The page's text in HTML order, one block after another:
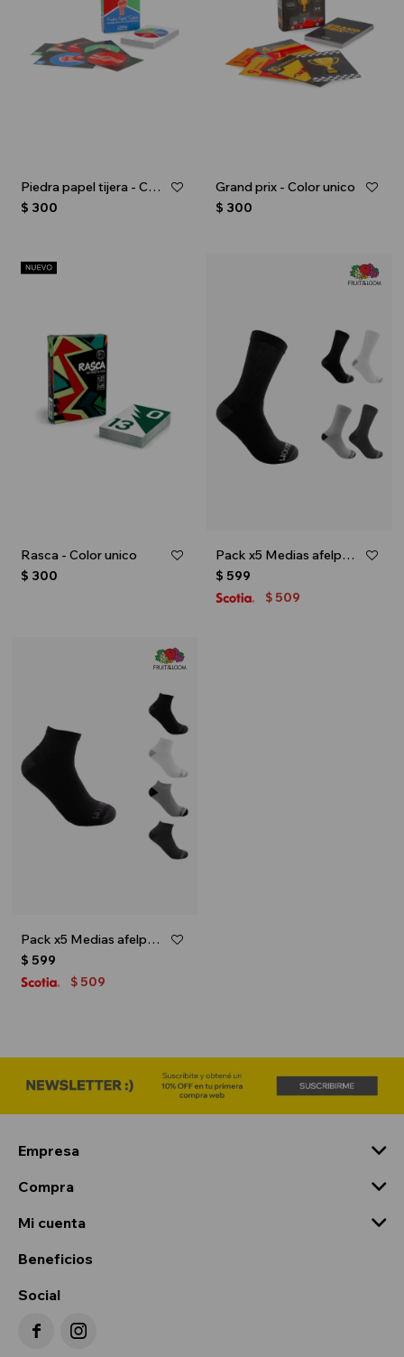
Piedra papel tijera - Color unico
$ 300
Grand prix - Color unico
$ 300
Rasca - Color unico
$ 300
Pack x5 Medias afelpadas caña alta para niños - Multicolor
$ 599
$ 509
Pack x5 Medias afelpadas caña corta para niños - Multicolor
$ 599
$ 509
Empresa
Compra
Mi cuenta
Beneficios
Social
 